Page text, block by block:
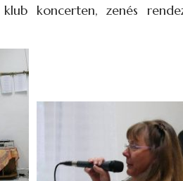
koncerten, zenés